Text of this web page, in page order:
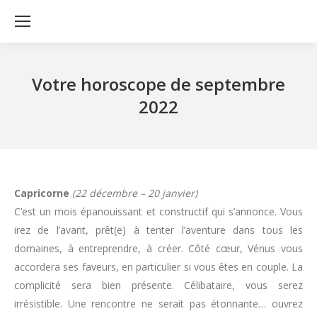
Votre horoscope de septembre
2022
Capricorne (22 décembre – 20 janvier)
C’est un mois épanouissant et constructif qui s’annonce. Vous
irez de l’avant, prêt(e) à tenter l’aventure dans tous les
domaines, à entreprendre, à créer. Côté cœur, Vénus vous
accordera ses faveurs, en particulier si vous êtes en couple. La
complicité sera bien présente. Célibataire, vous serez
irrésistible. Une rencontre ne serait pas étonnante… ouvrez